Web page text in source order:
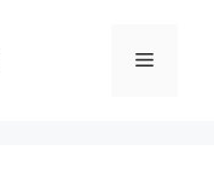
Меню